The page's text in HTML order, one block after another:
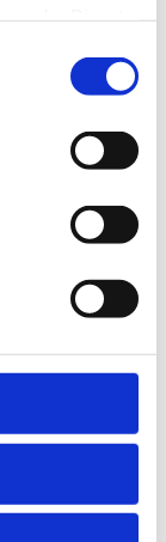
Meppen
Meppen
Neu!
Familiär,